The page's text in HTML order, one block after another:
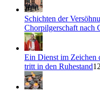
Schichten der
Chorpilgerschaft nach
Ein Dienst im Zeichen
tritt in den Ruhestand